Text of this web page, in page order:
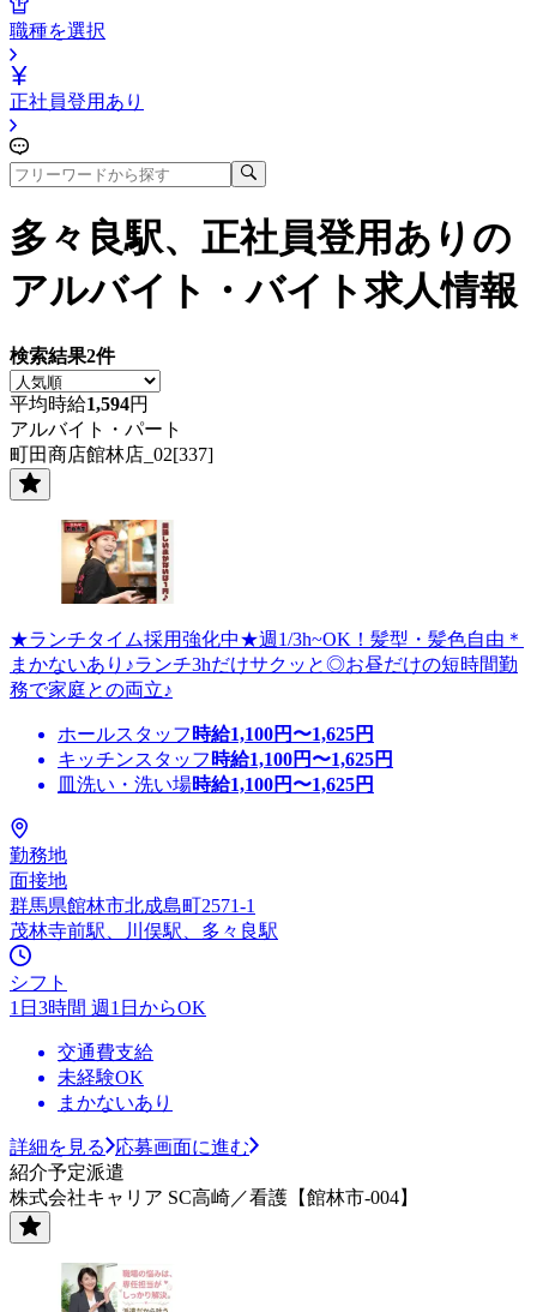
職種を選択
正社員登用あり
多々良駅、正社員登用あり の
アルバイト・バイト求人情報
検索結果2件
平均時給1,594円
アルバイト・パート
町田商店館林店_02[337]
★ランチタイム採用強化中★週1/3h~OK！髪型・髪色自由＊
まかないあり♪ランチ3hだけサクッと◎お昼だけの短時間勤
務で家庭との両立♪
ホールスタッフ 時給1,100円〜1,625円
キッチンスタッフ 時給1,100円〜1,625円
皿洗い・洗い場時給1,100円〜1,625円
勤務地
面接地
群馬県館林市北成島町2571-1
茂林寺前駅、川俣駅、多々良駅
シフト
1日3時間 週1日からOK
交通費支給
未経験OK
まかないあり
詳細を見る
応募画面に進む
紹介予定派遣
株式会社キャリア SC高崎／看護【館林市-004】